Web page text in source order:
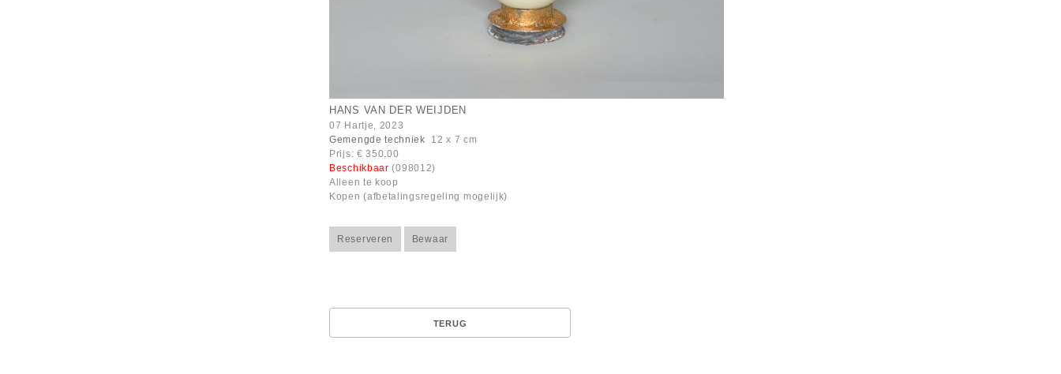
HANS VAN DER WEIJDEN
07 Hartje, 2023
Gemengde techniek 12 x 7 cm
Prijs: € 350,00
Beschikbaar(098012)
Alleen te koop
Kopen (afbetalingsregeling mogelijk)
Reserveren Bewaar
TERUG